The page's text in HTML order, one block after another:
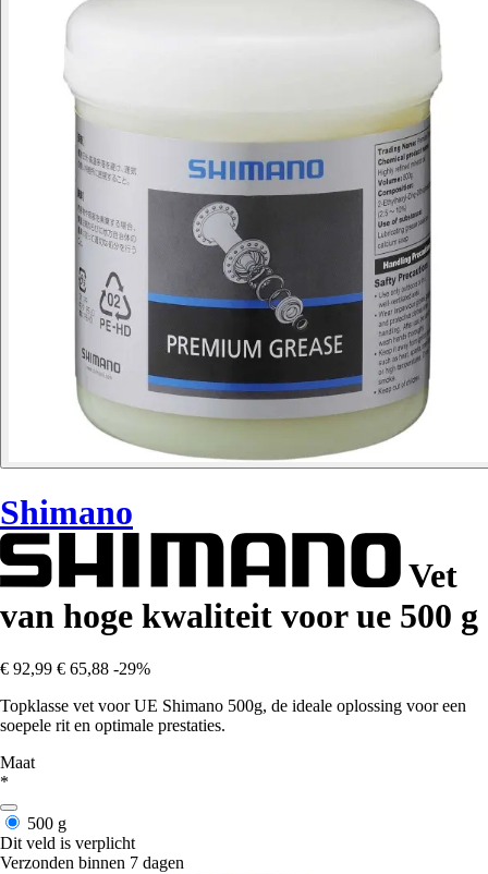
Shimano
Vet
van hoge kwaliteit voor ue 500 g
€ 92,99 € 65,88 -29%
Topklasse vet voor UE Shimano 500g, de ideale oplossing voor een
soepele rit en optimale prestaties.
Maat
*
500 g
Dit veld is verplicht
Verzonden binnen 7 dagen